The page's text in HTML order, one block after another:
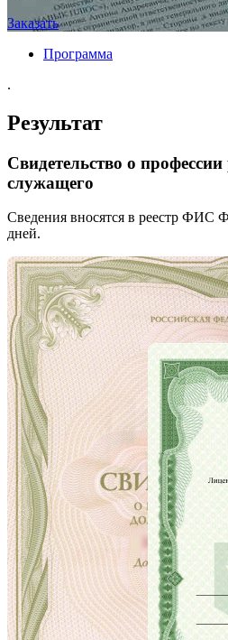
Заказать
Программа
.
Результат
Свидетельство о
служащего
Сведения вносятся в реестр
дней.